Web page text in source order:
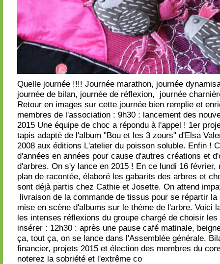
Quelle journée !!!! Journée marathon, journée
journée de bilan, journée de réflexion, journée
Retour en images sur cette journée bien remplie et
membres de l'association : 9h30 : lancement des
2015 Une équipe de choc a répondu à l'appel ! 1er
tapis adapté de l'album "Bou et les 3 zours" d'Elsa
2008 aux éditions L'atelier du poisson soluble. Enfin !
d'années en années pour cause d'autres créations et
d'arbres. On s'y lance en 2015 ! En ce lundi 16
plan de racontée, élaboré les gabarits des arbres et
sont déjà partis chez Cathie et Josette. On attend
livraison de la commande de tissus pour se répartir
mise en scène d'albums sur le thème de l'arbre. Voici
les intenses réflexions du groupe chargé de choisir
insérer : 12h30 : après une pause café matinale,
ça, tout ça, on se lance dans l'Assemblée générale.
financier, projets 2015 et élection des membres du
noterez la sobriété et l'extrême co